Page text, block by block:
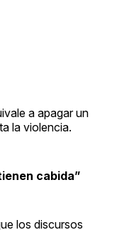
a apagar un
la violencia.
cabida”
los discursos